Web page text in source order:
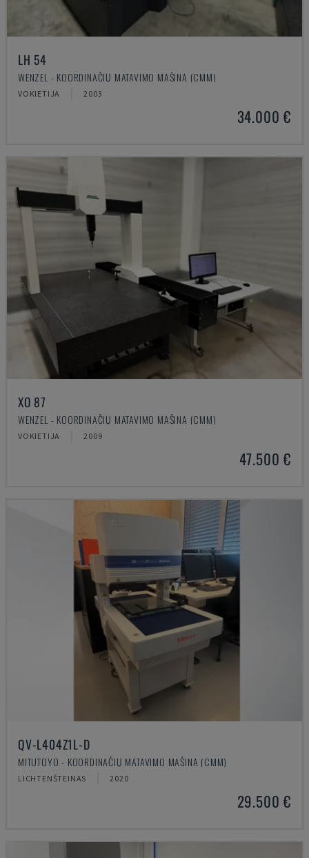
LH 54
WENZEL - KOORDINAČIŲ MATAVIMO MAŠINA (CMM)
VOKIETIJA 2003
34.000 €
XO 87
WENZEL - KOORDINAČIŲ MATAVIMO MAŠINA (CMM)
VOKIETIJA 2009
47.500 €
QV-L404Z1L-D
MITUTOYO - KOORDINAČIŲ MATAVIMO MAŠINA (CMM)
LICHTENŠTEINAS 2020
29.500 €